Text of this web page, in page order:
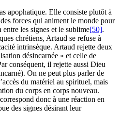
apophatique. Elle consiste plutôt à
forces qui animent le monde pour
les signes et le sublime[50].
chrétiens, Artaud se refuse à
intrinsèque. Artaud rejette deux
désincarnée » et celle de
conséquent, il rejette aussi Dieu
On ne peut plus parler de
du matériel au spirituel, mais
du corps en corps nouveau.
donc à une réaction en
des signes désirant leur